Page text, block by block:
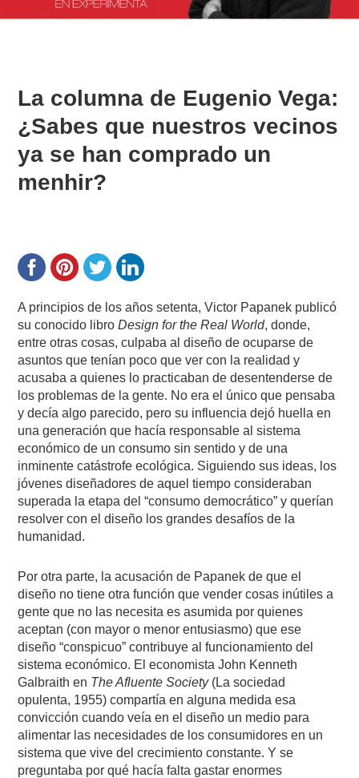
La columna de Eugenio Vega:
¿Sabes que nuestros vecinos
ya se han comprado un
menhir?
A principios de los años setenta, Victor Papanek publicó
su conocido libroDesign for the Real World, donde,
entre otras cosas, culpaba al diseño de ocuparse de
asuntos que tenían poco que ver con la realidad y
acusaba a quienes lo practicaban de desentenderse de
los problemas de la gente. No era el único que pensaba
y decía algo parecido, pero su influencia dejó huella en
una generación que hacía responsable al sistema
económico de un consumo sin sentido y de una
inminente catástrofe ecológica. Siguiendo sus ideas, los
jóvenes diseñadores de aquel tiempo consideraban
superada la etapa del “consumo democrático” y querían
resolver con el diseño los grandes desafíos de la
humanidad.
Por otra parte, la acusación de Papanek de que el
diseño no tiene otra función que vender cosas inútiles a
gente que no las necesita es asumida por quienes
aceptan (con mayor o menor entusiasmo) que ese
diseño “conspicuo” contribuye al funcionamiento del
sistema económico. El economista John Kenneth
Galbraith en The Afluente Society(La sociedad
opulenta, 1955) compartía en alguna medida esa
convicción cuando veía en el diseño un medio para
alimentar las necesidades de los consumidores en un
sistema que vive del crecimiento constante. Y se
preguntaba por qué hacía falta gastar enormes